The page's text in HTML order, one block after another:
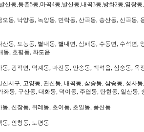
산동,등촌5동,마곡4동,발산동,내곡3동,방화2동,염창동
동, 낙양동, 녹양동, 민락동, 산곡동, 송산동, 신곡동,
동, 도농동, 별내동, 별내면, 삼패동, 수동면, 수석면,
동, 호평동, 화도읍
, 광적면, 덕계동, 마전동, 만송동, 백석읍, 삼숭동, 옥
산서구, 고양동, 관산동, 내곡동, 삼숭동, 삼송동, 성사
좌동, 구산동, 대화동, 덕이동, 주엽동, 탄현동, 일산동,
, 신장동, 위례동, 초이동, 초일동, 풍산동
동, 인창동, 토평동